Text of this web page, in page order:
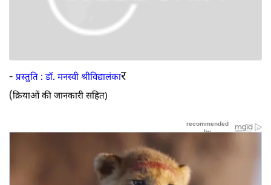
- प्रस्तुति : डॉ. मनस्वी श्रीविद्यालंकार
(क्रियाओं की जानकारी सहित)